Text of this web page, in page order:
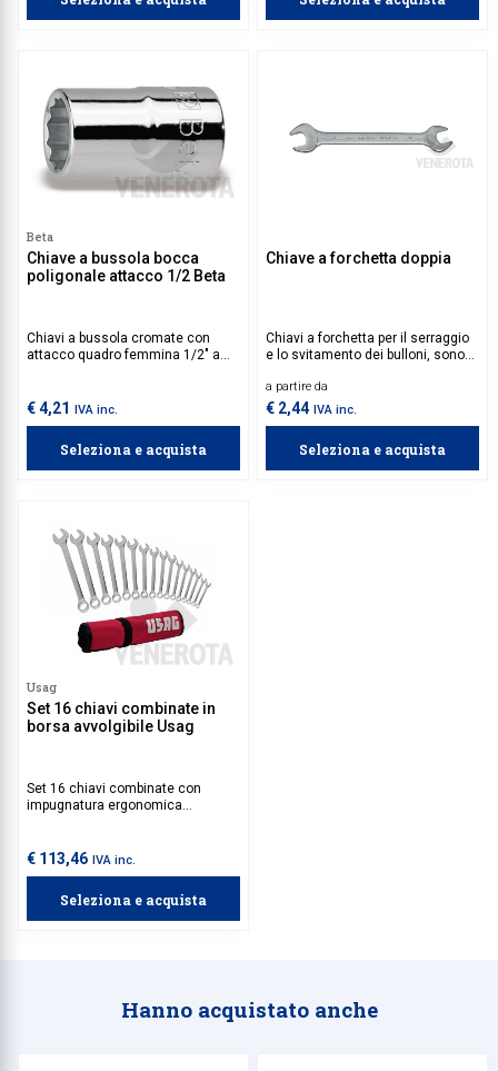
Beta
Chiave a bussola bocca
poligonale attacco 1/2 Beta
Chiavi a bussola cromate con
attacco quadro femmina 1/2" a
€ 4,21 IVA inc.
Seleziona e acquista
Chiave a forchetta doppia
Chiavi a forchetta per il serraggio
e lo svitamento dei bulloni, sono
garantendo affidabilità e
precisione.
a partire da
€ 2,44 IVA inc.
Seleziona e acquista
Usag
Set 16 chiavi combinate in
borsa avvolgibile Usag
Set 16 chiavi combinate con
impugnatura ergonomica
pratica borsetta avvolgibile.
€ 113,46 IVA inc.
Seleziona e acquista
Hanno acquistato anche